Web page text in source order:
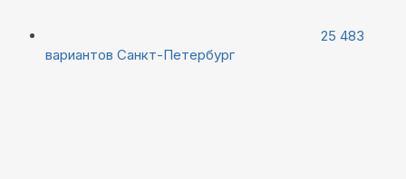
25 483
вариантов Санкт-Петербург